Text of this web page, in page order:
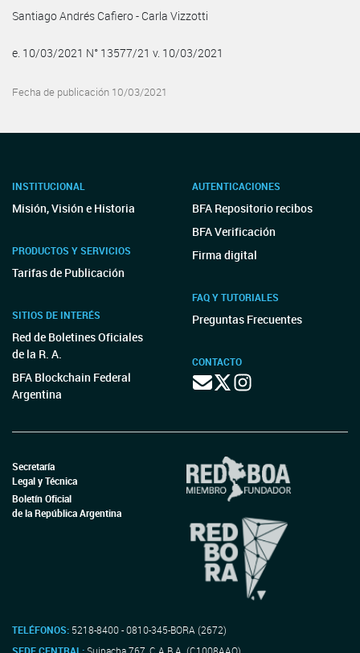
Santiago Andrés Cafiero - Carla Vizzotti
e. 10/03/2021 N° 13577/21 v. 10/03/2021
Fecha de publicación 10/03/2021
INSTITUCIONAL
Misión, Visión e Historia
PRODUCTOS Y SERVICIOS
Tarifas de Publicación
SITIOS DE INTERÉS
Red de Boletines Oficiales
de la R. A.
BFA Blockchain Federal
Argentina
AUTENTICACIONES
BFA Repositorio recibos
BFA Verificación
Firma digital
FAQ Y TUTORIALES
Preguntas Frecuentes
CONTACTO
Secretaría
Legal y Técnica
Boletín Oficial
de la República Argentina
TELÉFONOS: 5218-8400 - 0810-345-BORA (2672)
SEDE CENTRAL:Suipacha 767, C.A.B.A. (C1008AAO)